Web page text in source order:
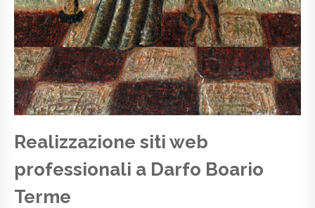
Realizzazione siti web
professionali a Darfo Boario
Terme